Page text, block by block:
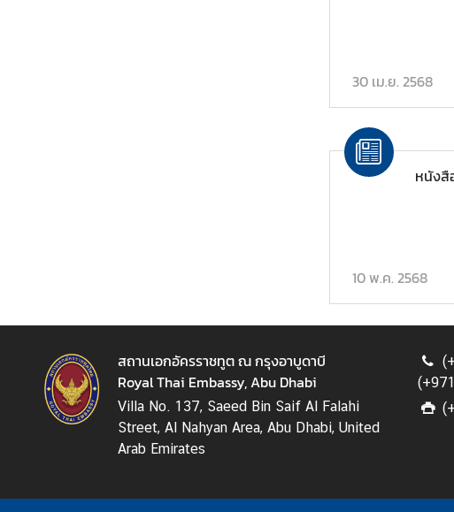
า
ลื
อ
น
30 เม.ย. 2568
หนังสื
10 พ.ค. 2568
สถานเอกอัครราชทูต ณ กรุงอาบูดาบี
Royal Thai Embassy, Abu Dhabi
Villa No. 137, Saeed Bin Saif Al Falahi
Street, Al Nahyan Area, Abu Dhabi, United
Arab Emirates